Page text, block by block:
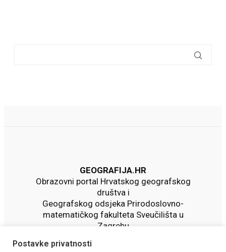
GEOGRAFIJA.HR
Obrazovni portal Hrvatskog geografskog
društva i
Geografskog odsjeka Prirodoslovno-
matematičkog fakulteta Sveučilišta u
Zagrebu
Postavke privatnosti